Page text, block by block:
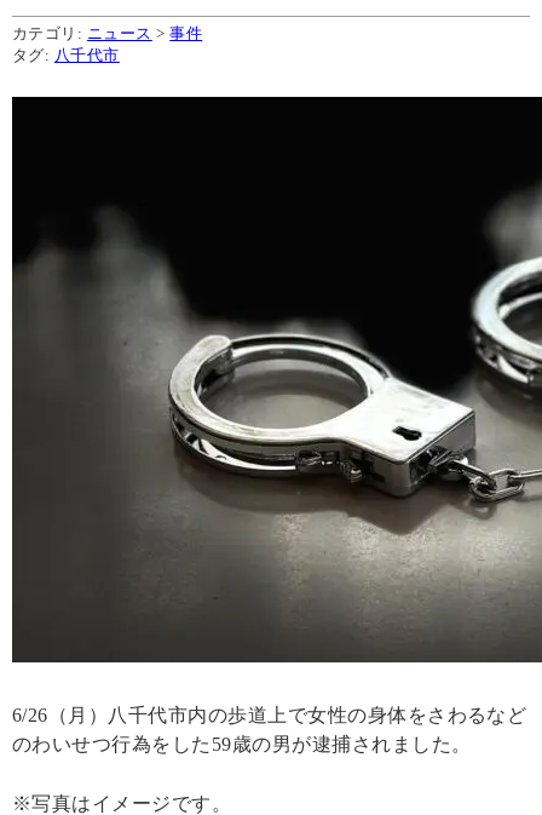
カテゴリ: ニュース >事件
タグ: 八千代市
6/26（月）八千代市内の歩道上で女性の身体をさわるなど
のわいせつ行為をした59歳の男が逮捕されました。
※写真はイメージです。